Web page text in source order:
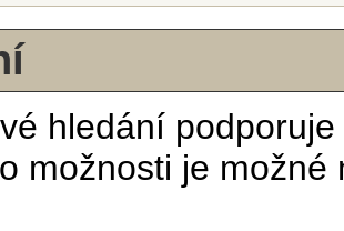
hledání
možnosti je